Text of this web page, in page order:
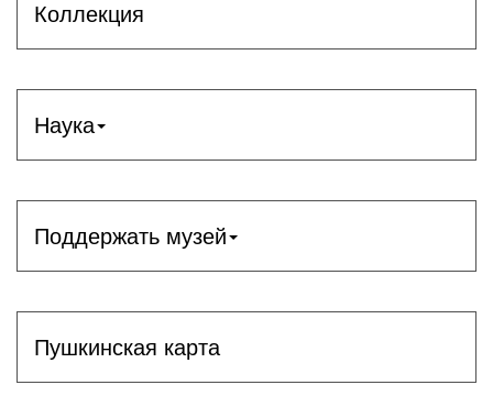
Коллекция
Наука
Поддержать музей
Пушкинская карта